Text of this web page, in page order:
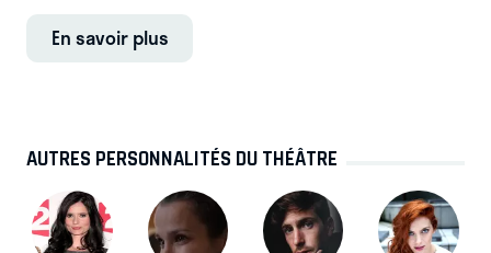
En savoir plus
AUTRES PERSONNALITÉS DU THÉÂTRE